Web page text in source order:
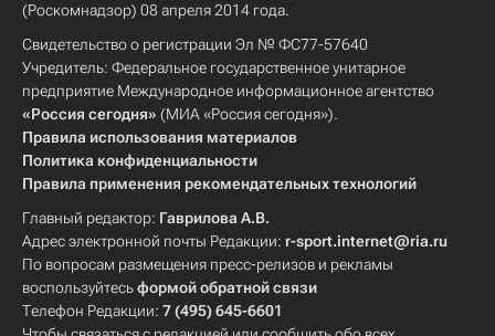
(Роскомнадзор) 08 апреля 2014 года.
Свидетельство о регистрации Эл № ФС77-57640
Учредитель: Федеральное государственное унитарное
предприятие Международное информационное агентство
«Россия сегодня» (МИА «Россия сегодня»).
Правила использования материалов
Политика конфиденциальности
Правила применения рекомендательных технологий
Главный редактор: Гаврилова А.В.
Адрес электронной почты Редакции: r-sport.internet@ria.ru
По вопросам размещения пресс-релизов и рекламы
воспользуйтесьформой обратной связи
Телефон Редакции: 7 (495) 645-6601